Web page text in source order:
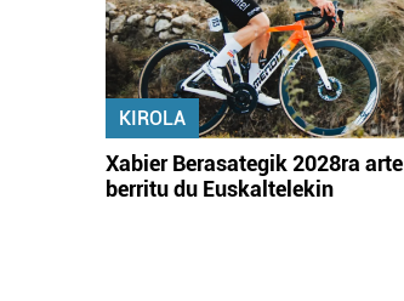
KIROLA
Xabier Berasategik 2028ra arte
berritu du Euskaltelekin